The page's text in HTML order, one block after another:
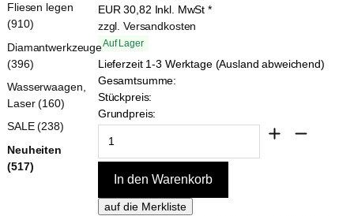
EUR30,82 Inkl. MwSt *
zzgl. Versandkosten
Auf Lager
Lieferzeit 1-3 Werktage (Ausland abweichend)
Gesamtsumme:
Stückpreis:
Grundpreis:
Fliesen legen
(910)
Diamantwerkzeuge
(396)
Wasserwaagen,
Laser (160)
SALE (238)
Neuheiten
(517)